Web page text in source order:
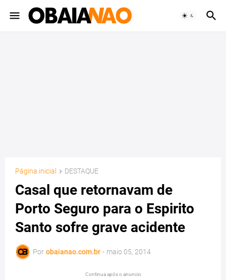
Página inicial DESTAQUE
Casal que retornavam de
Porto Seguro para o Espirito
Santo sofre grave acidente
Por obaianao.com.br - maio 05, 2014
Continua após o anuncio